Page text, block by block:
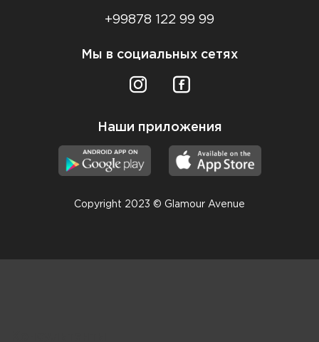
+99878 122 99 99
Мы в социальных сетях
Наши приложения
Copyright 2023 © Glamour Avenue